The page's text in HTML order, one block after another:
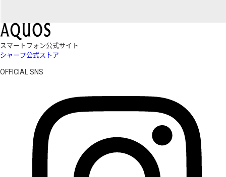
スマートフォン公式サイト
シャープ公式ストア
OFFICIAL SNS